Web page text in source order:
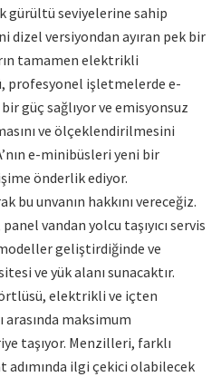
gürültü seviyelerine sahip
dizel versiyondan ayıran pek bir
tamamen elektrikli
profesyonel işletmelerde e-
güç sağlıyor ve emisyonsuz
ve ölçeklendirilmesini
e-minibüsleri yeni bir
önderlik ediyor.
bu unvanın hakkını vereceğiz.
vandan yolcu taşıyıcı servis
geliştirdiğinde ve
ve yük alanı sunacaktır.
elektrikli ve içten
maksimum
taşıyor. Menzilleri, farklı
ilgi çekici olabilecek